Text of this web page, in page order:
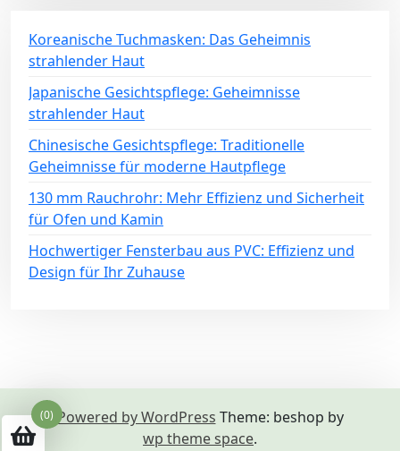
Koreanische Tuchmasken: Das Geheimnis
strahlender Haut
Japanische Gesichtspflege: Geheimnisse
strahlender Haut
Chinesische Gesichtspflege: Traditionelle
Geheimnisse für moderne Hautpflege
130 mm Rauchrohr: Mehr Effizienz und Sicherheit
für Ofen und Kamin
Hochwertiger Fensterbau aus PVC: Effizienz und
Design für Ihr Zuhause
Powered by WordPress Theme: beshop by
wp theme space.
(0)